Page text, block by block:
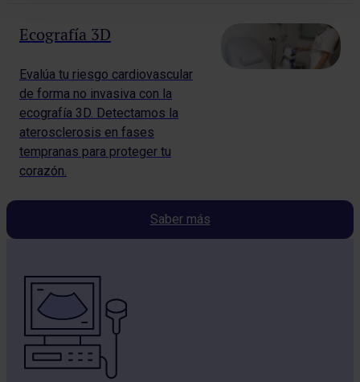
Saber más
Ecografía 3D
Evalúa tu riesgo cardiovascular
de forma no invasiva con la
ecografía 3D. Detectamos la
aterosclerosis en fases
tempranas para proteger tu
corazón.